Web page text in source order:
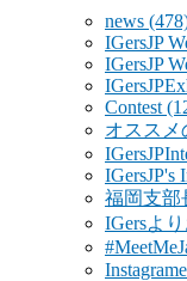
news
IGersJP
IGersJP
Contest
オススメ
IGersJP's
福岡支部
IGersよ